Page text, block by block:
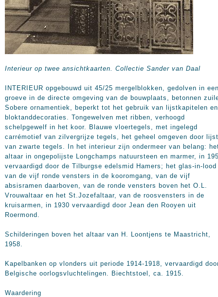
Interieur op twee ansichtkaarten. Collectie Sander van Daal
INTERIEUR opgebouwd uit 45/25 mergelblokken, gedolven in
groeve in de directe omgeving van de bouwplaats, betonnen
Sobere ornamentiek, beperkt tot het gebruik van lijstkapitelen en
bloktanddecoraties. Tongewelven met ribben, verhoogd
schelpgewelf in het koor. Blauwe vloertegels, met ingelegd
carrémotief van zilvergrijze tegels, het geheel omgeven door lijst
van zwarte tegels. In het interieur zijn ondermeer van belang:
altaar in ongepolijste Longchamps natuursteen en marmer, in
vervaardigd door de Tilburgse edelsmid Hamers; het glas-in-lood
van de vijf ronde vensters in de kooromgang, van de vijf
absisramen daarboven, van de ronde vensters boven het O.L.
Vrouwaltaar en het St.Jozefaltaar, van de roosvensters in de
kruisarmen, in 1930 vervaardigd door Jean den Rooyen uit
Roermond.
Schilderingen boven het altaar van H. Loontjens te Maastricht,
1958.
Kapelbanken op vlonders uit periode 1914-1918, vervaardigd
Belgische oorlogsvluchtelingen. Biechtstoel, ca. 1915.
Waardering